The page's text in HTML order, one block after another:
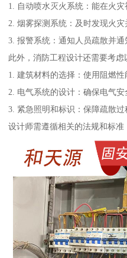
1. 自动喷水灭火系统：能在火灾
2. 烟雾探测系统：及时发现火灾
3. 报警系统：通知人员疏散并通
此外，消防工程设计还需要考虑
1. 建筑材料的选择：使用阻燃
2. 电气系统的设计：确保电气安
3. 紧急照明和标识：保障疏散过
设计师需遵循相关的法规和标准